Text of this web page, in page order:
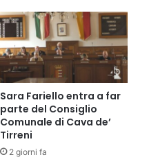
Sara Fariello entra a far
parte del Consiglio
Comunale di Cava de’
Tirreni
2 giorni fa